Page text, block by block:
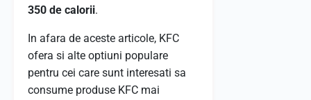
350 de calorii.
In afara de aceste articole, KFC
ofera si alte optiuni populare
pentru cei care sunt interesati sa
consume produse KFC mai